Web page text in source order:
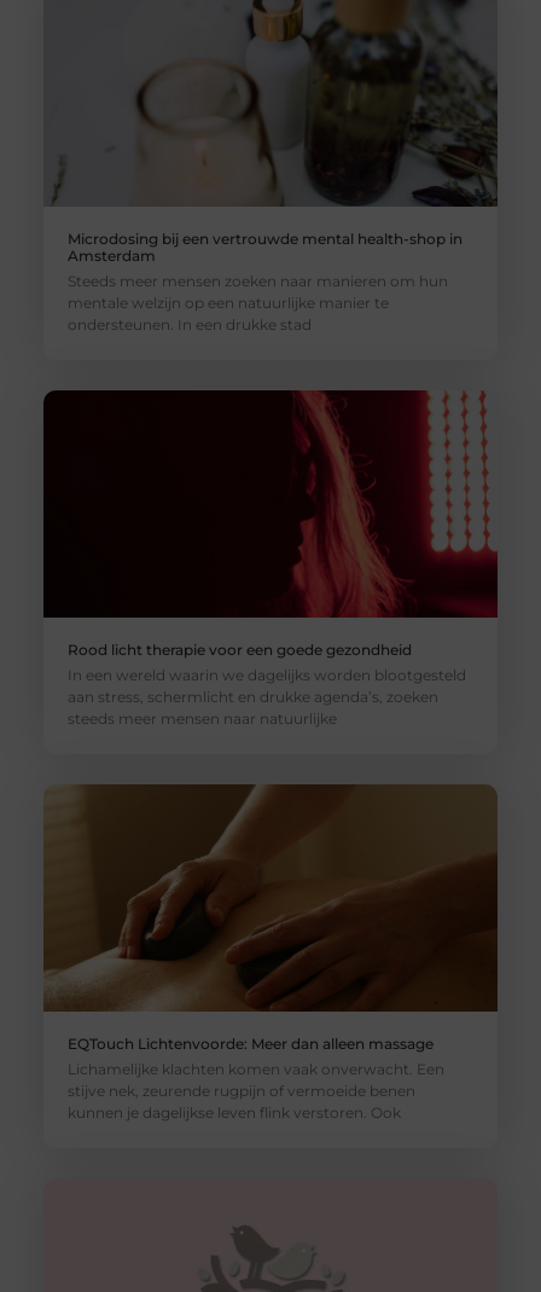
Microdosing bij een vertrouwde mental health-shop in
Amsterdam
Steeds meer mensen zoeken naar manieren om hun
mentale welzijn op een natuurlijke manier te
ondersteunen. In een drukke stad
Rood licht therapie voor een goede gezondheid
In een wereld waarin we dagelijks worden blootgesteld
aan stress, schermlicht en drukke agenda’s, zoeken
steeds meer mensen naar natuurlijke
EQTouch Lichtenvoorde: Meer dan alleen massage
Lichamelijke klachten komen vaak onverwacht. Een
stijve nek, zeurende rugpijn of vermoeide benen
kunnen je dagelijkse leven flink verstoren. Ook